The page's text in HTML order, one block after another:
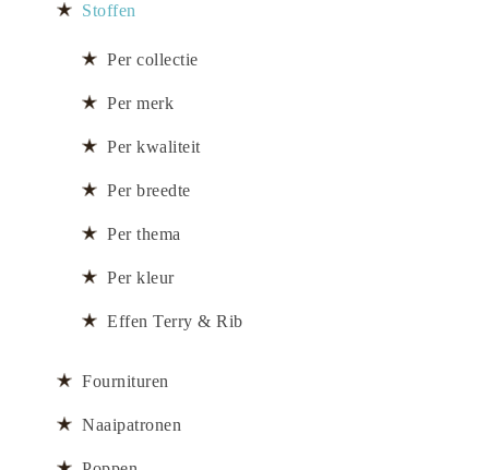
Stoffen
Per collectie
Per merk
Per kwaliteit
Per breedte
Per thema
Per kleur
Effen Terry & Rib
Fournituren
Naaipatronen